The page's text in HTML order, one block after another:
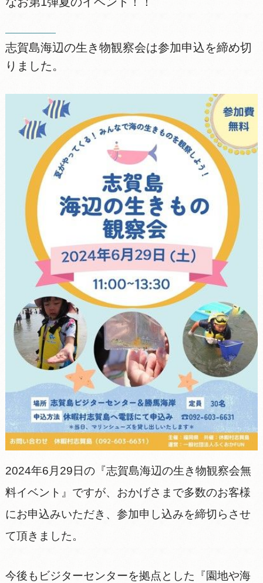
志賀島海辺の生き物観察会は参加申込を締め切
りました。
2024年6月29日の『志賀島海辺の生き物観察会無
料イベント』ですが、おかげさまで多数のお客様
にお申込みいただき、参加申し込みを締切らさせ
て頂きました。
今後もビジターセンターを拠点とした『園地や海